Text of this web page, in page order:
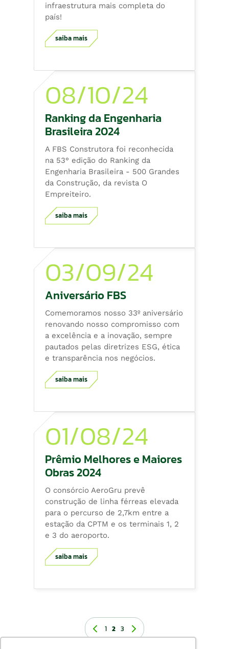
infraestrutura mais completa do
país!
saiba mais
08/10/24
Ranking da Engenharia
Brasileira 2024
A FBS Construtora foi reconhecida
na 53° edição do Ranking da
Engenharia Brasileira - 500 Grandes
da Construção, da revista O
Empreiteiro.
saiba mais
03/09/24
Aniversário FBS
Comemoramos nosso 33º aniversário
renovando nosso compromisso com
a excelência e a inovação, sempre
pautados pelas diretrizes ESG, ética
e transparência nos negócios.
saiba mais
01/08/24
Prêmio Melhores e Maiores
Obras 2024
O consórcio AeroGru prevê
construção de linha férreas elevada
para o percurso de 2,7km entre a
estação da CPTM e os terminais 1, 2
e 3 do aeroporto.
saiba mais
1 2 3